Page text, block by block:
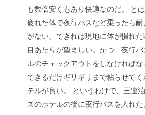
も数倍安くもあり快適なのだ。
と
疲れた体で夜行バスなど乗ったら
がない。できれば現地に体が慣れた
目あたりが望ましい。かつ、夜行
ルのチェックアウトをしなければな
できるだけギリギリまで粘らせて
テルが良い。
というわけで、三連
ズのホテルの後に夜行バスを入れた